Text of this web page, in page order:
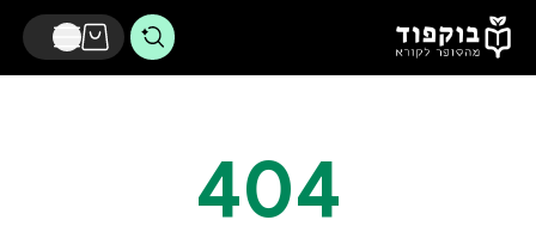
דלג לתוכן הראשי
404